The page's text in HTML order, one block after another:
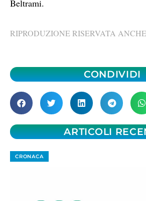
Beltrami.
RIPRODUZIONE RISERVATA
CONDIVIDI
ARTICOLI
CRONACA